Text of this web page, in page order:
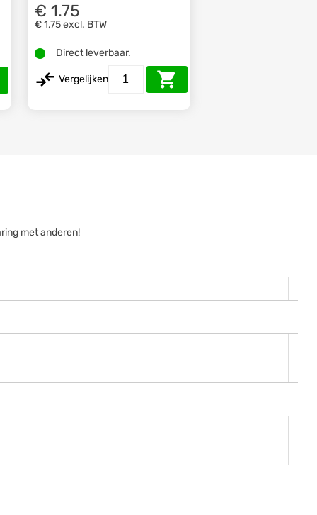
€ 1.75
€ 1,75excl. BTW
Direct leverbaar.
Vergelijken
met anderen!